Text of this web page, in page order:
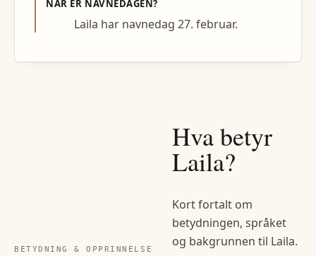
NÅR ER NAVNEDAGEN?
Laila har navnedag 27. februar.
BETYDNING & OPPRINNELSE
Hva betyr
Laila?
Kort fortalt om
betydningen, språket
og bakgrunnen til Laila.